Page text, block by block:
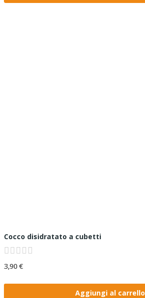
Cocco disidratato a cubetti
3,90 €
Aggiungi al carrello